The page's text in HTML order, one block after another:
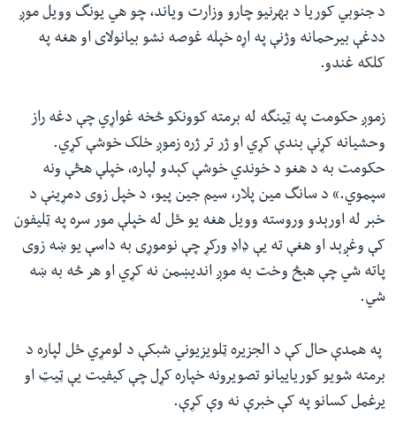
د جنوبي کوریا د بهرنیو چارو وزارت ویاند، چو هي یونگ وویل‏ موږ
ددغې بیرحمانه وژنې په اړه خپله غوصه نشو بیانولای او هغه په
کلکه غندو.
زموږ حکومت په ټینگه له برمته کوونکو څخه غواړي چې دغه راز
وحشیانه کړنې بندې کړي او ژر تر ژره زموږ خلک خوشې کړي.
حکومت به د هغو د خوندي خوشې کېدو لپاره، خپلې هڅې ونه
سپموي.‏»‎ د سانگ مین پلار، سیم جین پیو، د خپل زوی دمړینې د
خبر له اورېدو وروسته وویل هغه یو ځل له خپلې مور سره په ټلیفون
کې وغږېد او هغې ته یې ډاډ ورکړ چې نوموړی به داسې یو ښه زوی
پاته شي چې هېڅ وخت به موږ اندیښمن نه کړي او هر څه به ښه
شي.‏
‎ په همدې حال کې د الجزیره ټلویزیوني شبکې د لومړي ځل لپاره د
برمته شویو کوریاییانو تصویرونه خپاره کړل چې کیفیت یې ټیټ او
یرغمل کسانو په کې خبرې نه وې کړې.